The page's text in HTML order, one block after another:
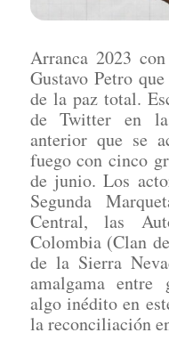
Arranca 2023
Gustavo Petro
de la paz total.
de Twitter en
anterior que se
fuego con cinco
de junio. Los
Segunda
Central, las
Colombia (Clan
de la Sierra
amalgama entre
algo inédito en
la reconciliación